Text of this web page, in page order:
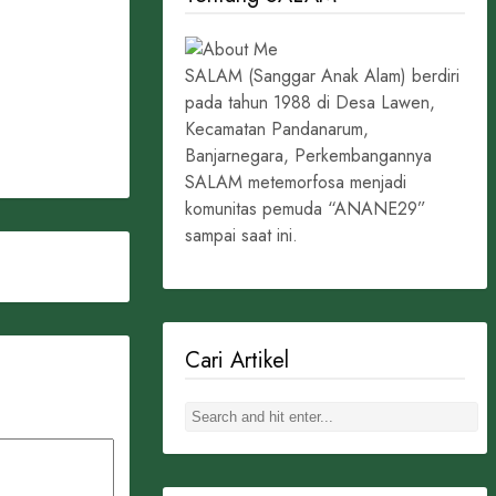
SALAM (Sanggar Anak Alam) berdiri
pada tahun 1988 di Desa Lawen,
Kecamatan Pandanarum,
Banjarnegara, Perkembangannya
SALAM metemorfosa menjadi
komunitas pemuda “ANANE29”
sampai saat ini.
Cari Artikel